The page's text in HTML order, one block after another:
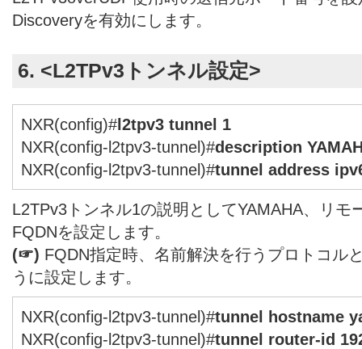
Discoveryを有効にします。
6. <L2TPv3トンネル設定>
NXR(config)#l2tpv3 tunnel 1
NXR(config-l2tpv3-tunnel)#description
NXR(config-l2tpv3-tunnel)#tunnel address
L2TPv3トンネル1の説明としてYAMAHA、リモ
FQDNを設定します。
(☞) FQDN指定時、名前解決を行うプロトコル
うに設定します。
NXR(config-l2tpv3-tunnel)#tunnel hostname
NXR(config-l2tpv3-tunnel)#tunnel router-id